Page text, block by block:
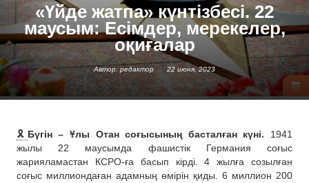
«Үйде жатпа» күнтізбесі. 22
маусым: Есімдер, мерекелер,
оқиғалар
Автор: редактор 22 июня, 2023
🎗 Бүгін – Ұлы Отан соғысының басталған күні. 1941
жылы 22 маусымда фашистік Германия соғыс
жарияламастан КСРО-ға басып кірді. 4 жылға созылған
соғыс миллиондаған адамның өмірін қиды. 6 миллион 200